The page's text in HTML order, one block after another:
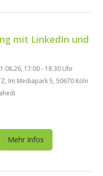
mit LinkedIn und
17:00 - 18:30 Uhr
Im Mediapark 5, 50670 Köln
Mehr Infos